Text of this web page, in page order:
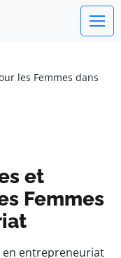
les Femmes dans
et
Femmes
en entrepreneuriat